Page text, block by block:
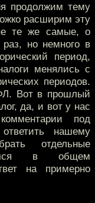
продолжим тему
расширим эту
те же самые, о
но немного в
период,
менялись с
периодов.
Вот в прошлый
да, и вот у нас
под
нашему
отдельные
в общем
на примерно